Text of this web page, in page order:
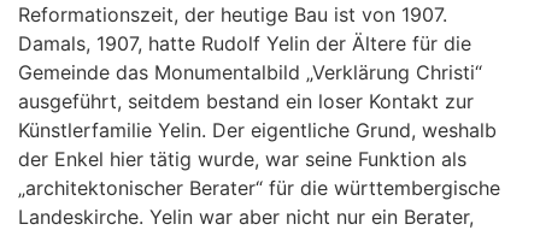
Reformationszeit, der heutige Bau ist von 1907.
Damals, 1907, hatte Rudolf Yelin der Ältere für die
Gemeinde das Monumentalbild „Verklärung Christi“
ausgeführt, seitdem bestand ein loser Kontakt zur
Künstlerfamilie Yelin. Der eigentliche Grund, weshalb
der Enkel hier tätig wurde, war seine Funktion als
„architektonischer Berater“ für die württembergische
Landeskirche. Yelin war aber nicht nur ein Berater,